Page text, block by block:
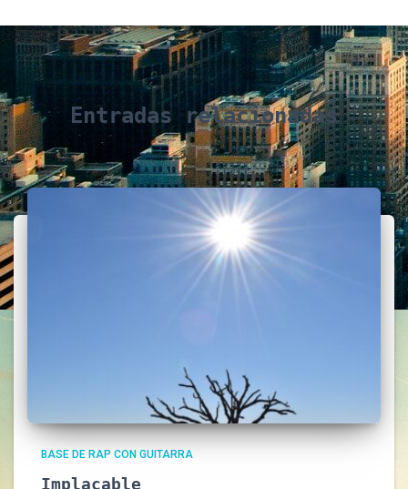
Entradas relacionadas
BASE DE RAP CON GUITARRA
Implacable